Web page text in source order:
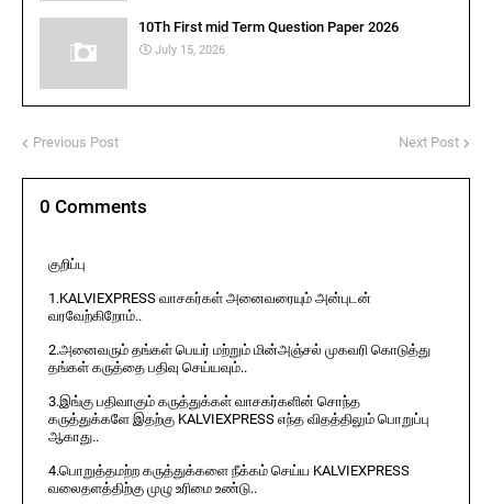
10Th First mid Term Question Paper 2026
July 15, 2026
Previous Post Next Post
0 Comments
குறிப்பு
1.KALVIEXPRESS வாசகர்கள் அனைவரையும் அன்புடன்
வரவேற்கிறோம்..
2.அனைவரும் தங்கள் பெயர் மற்றும் மின்அஞ்சல் முகவரி கொடுத்து
தங்கள் கருத்தை பதிவு செய்யவும்..
3.இங்கு பதிவாகும் கருத்துக்கள் வாசகர்களின் சொந்த
கருத்துக்களே இதற்கு KALVIEXPRESS எந்த விதத்திலும் பொறுப்பு
ஆகாது..
4.பொறுத்தமற்ற கருத்துக்களை நீக்கம் செய்ய KALVIEXPRESS
வலைதளத்திற்கு முழு உரிமை உண்டு..